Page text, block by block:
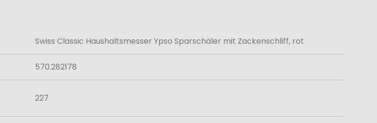
Swiss Classic Haushaltsmesser Ypso Sparschäler mit Zackenschliff, rot
570.282178
227